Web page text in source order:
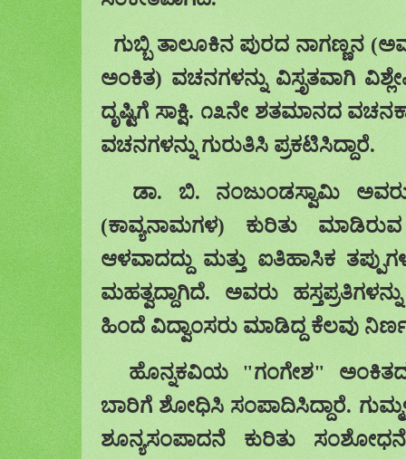
ಗುಬ್ಬಿ ತಾಲೂಕಿನ ಪುರದ ನಾಗಣ್ಣನ
ಅಂಕಿತ) ವಚನಗಳನ್ನು ವಿಸ್ತೃತವಾಗಿ
ದೃಷ್ಟಿಗೆ ಸಾಕ್ಷಿ. ೧೩ನೇ ಶತಮಾನದ
ವಚನಗಳನ್ನು ಗುರುತಿಸಿ ಪ್ರಕಟಿಸಿದ್ದಾರೆ.
ಡಾ. ಬಿ. ನಂಜುಂಡಸ್ವಾಮಿ
(ಕಾವ್ಯನಾಮಗಳ) ಕುರಿತು
ಆಳವಾದದ್ದು ಮತ್ತು ಐತಿಹಾಸಿಕ
ಮಹತ್ವದ್ದಾಗಿದೆ. ಅವರು
ಹಿಂದೆ ವಿದ್ವಾಂಸರು ಮಾಡಿದ್ದ ಕೆಲವು
ಹೊನ್ನಕವಿಯ "ಗಂಗೇಶ"
ಬಾರಿಗೆ ಶೋಧಿಸಿ ಸಂಪಾದಿಸಿದ್ದಾರೆ.
ಶೂನ್ಯಸಂಪಾದನೆ ಕುರಿತು